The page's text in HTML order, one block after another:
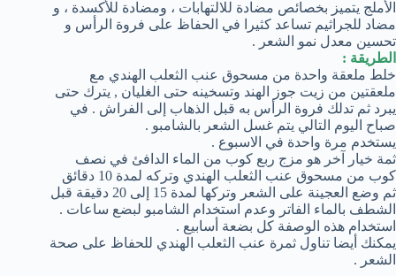
الأملج يتميز بخصائص مضادة للالتهابات ، ومضادة للأكسدة ، و
مضاد للجراثيم تساعد كثيرا في الحفاظ على فروة الرأس و
تحسين معدل نمو الشعر .
الطريقة :
خلط ملعقة واحدة من مسحوق عنب الثعلب الهندي مع
ملعقتين من زيت جوز الهند وتسخينه حتى الغليان , يترك حتى
يبرد ثم تدلك فروة الرأس به قبل الذهاب إلى الفراش . في
صباح اليوم التالي يتم غسل الشعر بالشامبو .
يستخدم مرة واحدة في الاسبوع .
ثمة خيار آخر هو مزج ربع كوب من الماء الدافئ في نصف
كوب من مسحوق عنب الثعلب الهندي وتركه لمدة 10 دقائق
ثم وضع العجينة على الشعر وتركها لمدة 15 إلى 20 دقيقة قبل
الشطف بالماء الفاتر وعدم استخدام الشامبو لبضع ساعات .
استخدام هذه الوصفة كل بضعة أسابيع .
يمكنك أيضا تناول ثمرة عنب الثعلب الهندي للحفاظ على صحة
الشعر .